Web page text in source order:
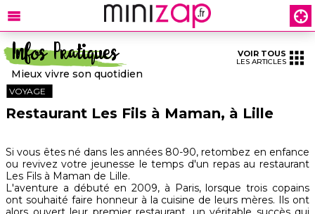
Infos Pratiques
Mieux vivre son quotidien
VOIR TOUS
LES ARTICLES
VOYAGE
Restaurant Les Fils à Maman, à Lille
Si vous êtes né dans les années 80-90, retombez en enfance
ou revivez votre jeunesse le temps d'un repas au restaurant
Les Fils à Maman de Lille.
L'aventure a débuté en 2009, à Paris, lorsque trois copains
ont souhaité faire honneur à la cuisine de leurs mères. Ils ont